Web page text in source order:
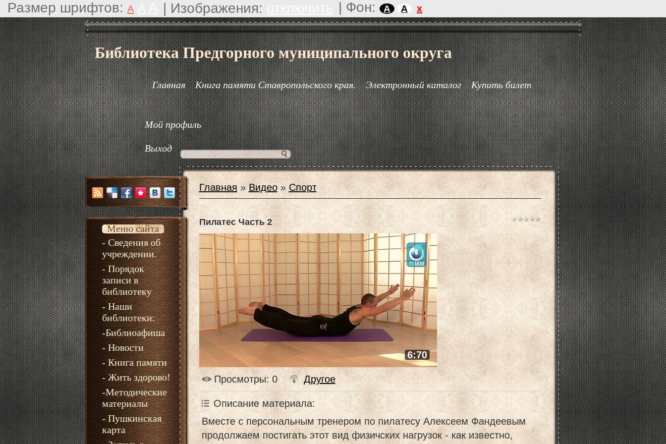
Размер шрифтов: A | Изображения: | Фон: A A x
Библиотека Предгорного муниципального округа
Главная Книга памяти Ставропольского края. Электронный каталог Купить билет
Мой профиль
Выход
Меню сайта
- Сведения об
учреждении.
- Порядок
записи в
библиотеку
- Наши
библиотеки:
-Библиоафиша
- Новости
- Книга памяти
- Жить здорово!
-Методические
материалы
- Пушкинская
карта
Главная »Видео» Спорт
Пилатес Часть 2
6:70
Просмотры: 0 Другое
Описание материала:
Вместе с персональным тренером по пилатесу Алексеем Фандеевым
продолжаем постигать этот вид физичских нагрузок - как известно,